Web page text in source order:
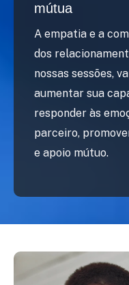
mútua
A empatia e a
dos
nossas sessões,
aumentar sua
responder às
parceiro,
e apoio mútuo.